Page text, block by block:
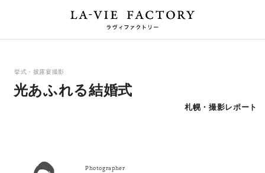
挙式・披露宴撮影
光あふれる結婚式
札幌・撮影レポート
Photographer